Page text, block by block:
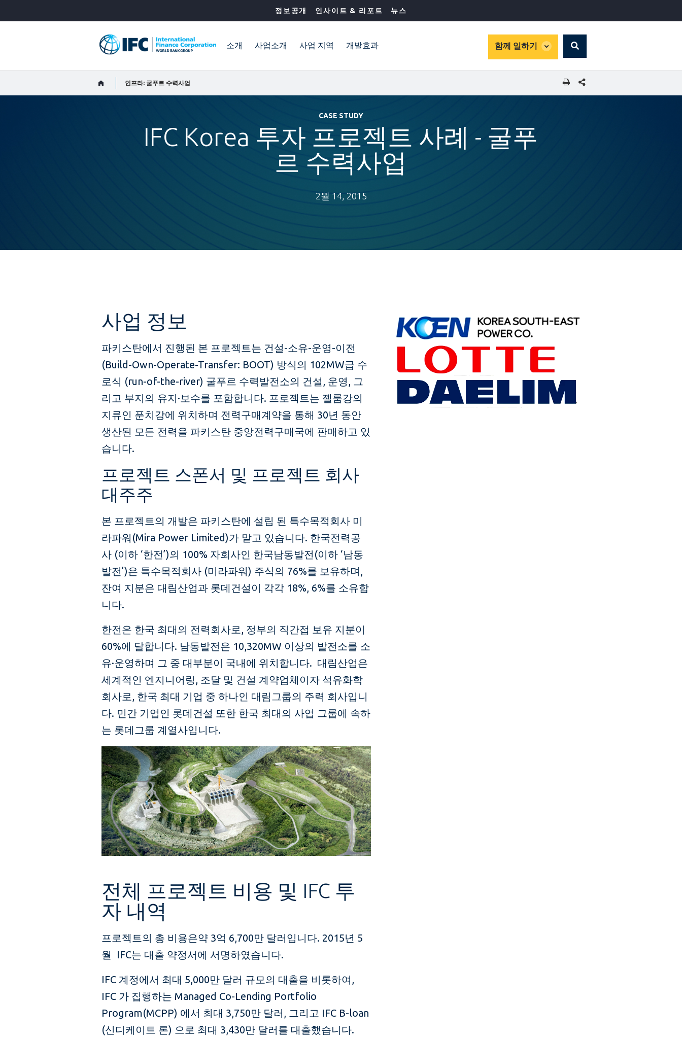
정보공개 인사이트 & 리포트 뉴스
소개 사업소개 사업 지역 개발효과 함께 일하기
global
Search
인프라: 굴푸르 수력사업 SHARE THIS PAGE
CASE STUDY
IFC Korea 투자 프로젝트 사례 - 굴푸
르 수력사업
2월 14, 2015
사업 정보
파키스탄에서 진행된 본 프로젝트는 건설-소유-운영-이전
(Build-Own-Operate-Transfer: BOOT) 방식의 102MW급 수
로식 (run-of-the-river) 굴푸르 수력발전소의 건설, 운영, 그
리고 부지의 유지·보수를 포함합니다. 프로젝트는 젤룸강의
지류인 푼치강에 위치하며 전력구매계약을 통해 30년 동안
생산된 모든 전력을 파키스탄 중앙전력구매국에 판매하고 있
습니다.
프로젝트 스폰서 및 프로젝트 회사
대주주
본 프로젝트의 개발은 파키스탄에 설립 된 특수목적회사 미
라파워(Mira Power Limited)가 맡고 있습니다. 한국전력공
사 (이하 ‘한전’)의 100% 자회사인 한국남동발전(이하 ‘남동
발전’)은 특수목적회사 (미라파워) 주식의 76%를 보유하며,
잔여 지분은 대림산업과 롯데건설이 각각 18%, 6%를 소유합
니다.
한전은 한국 최대의 전력회사로, 정부의 직간접 보유 지분이
60%에 달합니다. 남동발전은 10,320MW 이상의 발전소를 소
유·운영하며 그 중 대부분이 국내에 위치합니다. 대림산업은
세계적인 엔지니어링, 조달 및 건설 계약업체이자 석유화학
회사로, 한국 최대 기업 중 하나인 대림그룹의 주력 회사입니
다. 민간 기업인 롯데건설 또한 한국 최대의 사업 그룹에 속하
는 롯데그룹 계열사입니다.
전체 프로젝트 비용 및 IFC 투
자 내역
프로젝트의 총 비용은약 3억 6,700만 달러입니다. 2015년 5
월 IFC는 대출 약정서에 서명하였습니다.
IFC 계정에서 최대 5,000만 달러 규모의 대출을 비롯하여,
IFC 가 집행하는 Managed Co-Lending Portfolio
Program(MCPP) 에서 최대 3,750만 달러, 그리고 IFC B-loan
(신디케이트 론) 으로 최대 3,430만 달러를 대출했습니다.